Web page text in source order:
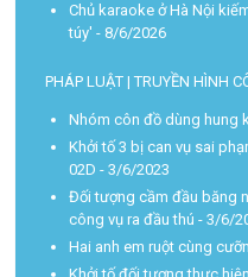
Chủ karaoke ở Hà Nội
túy' - 8/6/2026
PHÁP LUẬT | TRUYỀN HÌNH
Nhóm côn đồ dùng hung
Khởi tố 3 bị can vụ sai
02D - 3/6/2023
Đối tượng cầm đầu băng
công vụ ra đầu thú - 3/6/
Hai anh em ruột cùng